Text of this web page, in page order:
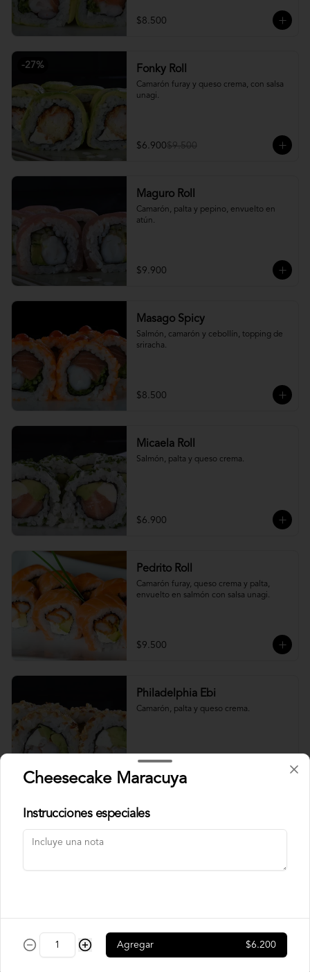
$8.500
-27% Fonky Roll
Camarón furay y queso crema, con salsa
unagi.
$6.900$9.500
Maguro Roll
Camarón, palta y pepino, envuelto en
atún.
$9.900
Masago Spicy
Salmón, camarón y cebollín, topping de
sriracha.
$8.500
Micaela Roll
Salmón, palta y queso crema.
$6.900
Pedrito Roll
Camarón furay, queso crema y palta,
envuelto en salmón con salsa unagi.
$9.500
Philadelphia Ebi
Camarón, palta y queso crema.
Philadelphia Roll
Rainbow Roll
Camarón, queso crema y pepino,
Cheesecake Maracuya
Instrucciones especiales
Agregar $6.200